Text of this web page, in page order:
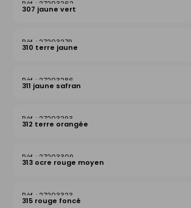
27203262
307 jaune vert
27203279
310 terre jaune
27203286
311 jaune safran
27203293
312 terre orangée
27203309
313 ocre rouge moyen
27203323
315 rouge foncé